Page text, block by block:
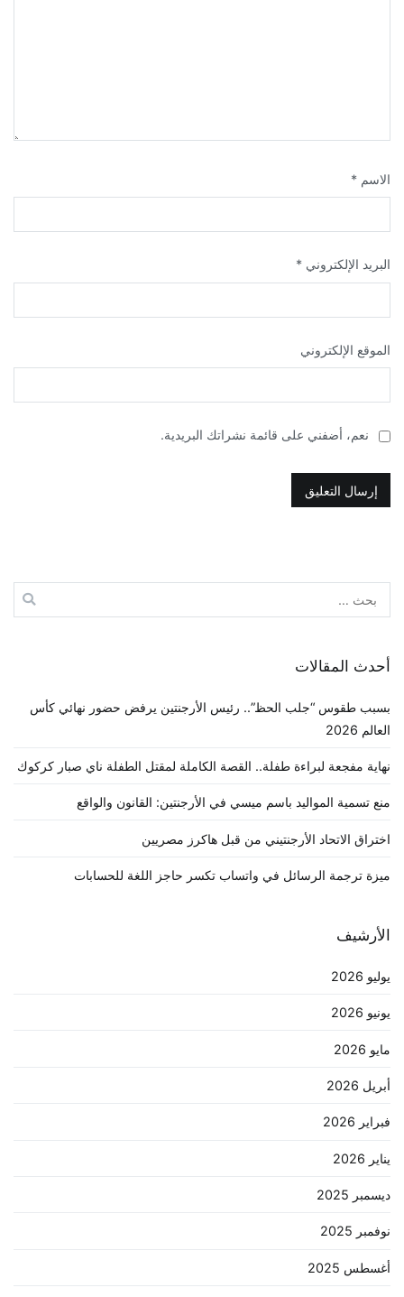
الاسم *
البريد الإلكتروني *
الموقع الإلكتروني
نعم، أضفني على قائمة نشراتك البريدية.
عن:
أحدث المقالات
بسبب طقوس “جلب الحظ”.. رئيس الأرجنتين يرفض حضور نهائي كأس
العالم 2026
نهاية مفجعة لبراءة طفلة.. القصة الكاملة لمقتل الطفلة ناي صبار كركوك
منع تسمية المواليد باسم ميسي في الأرجنتين: القانون والواقع
اختراق الاتحاد الأرجنتيني من قبل هاكرز مصريين
ميزة ترجمة الرسائل في واتساب تكسر حاجز اللغة للحسابات
الأرشيف
يوليو 2026
يونيو 2026
مايو 2026
أبريل 2026
فبراير 2026
يناير 2026
ديسمبر 2025
نوفمبر 2025
أغسطس 2025